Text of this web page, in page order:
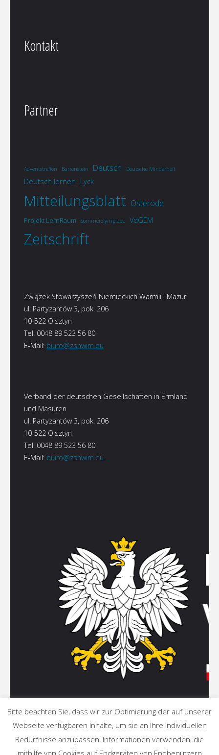
Kontakt
Partner
Adventstreffen Bartenstein Deutsch Deutsche Minderheit
Deutsch lernen Lyck
Mitteilungsblatt Osterode
Projekt LernRaum Sommerolympiade VdGEM
Zeitschrift
Związek Stowarzyszeń Niemieckich Warmii i Mazur
ul. Partyzantów 3, pok. 206
10-522 Olsztyn
Tel. 0048 89 523 56 80
E-Mail: biuro@zsnwim.eu
Verband der deutschen Gesellschaften in Ermland
und Masuren
ul. Partyzantów 3, pok. 206
10-522 Olsztyn
Tel. 0048 89 523 56 80
E-Mail: biuro@zsnwim.eu
Bitte beachten Sie, dass wir zur Optimierung der auf unserer
Webseite verfügbaren Inhalte, um sie an Ihre individuellen
Bedürfnisse anzupassen, Informationen verwenden, die